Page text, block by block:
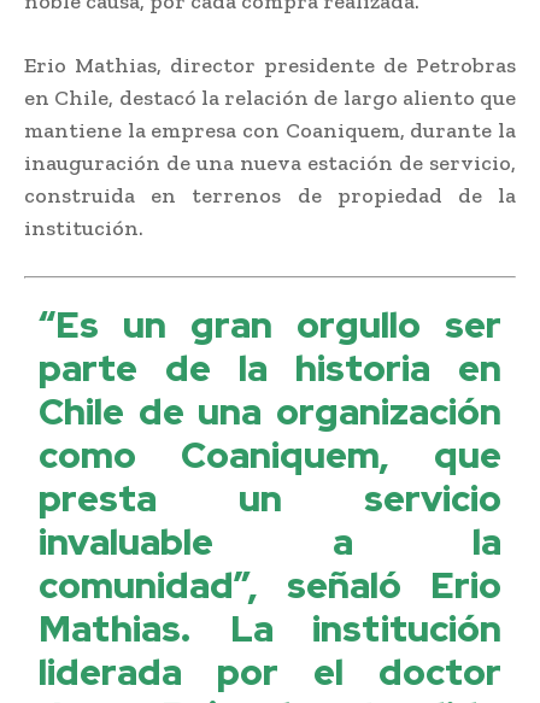
Erio Mathias, director presidente de Petrobras
en Chile, destacó la relación de largo aliento que
mantiene la empresa con Coaniquem, durante la
inauguración de una nueva estación de servicio,
construida en terrenos de propiedad de la
institución.
“Es un gran orgullo ser
parte de la historia en
Chile de una organización
como Coaniquem, que
presta un servicio
invaluable a la
comunidad”, señaló Erio
Mathias. La institución
liderada por el doctor